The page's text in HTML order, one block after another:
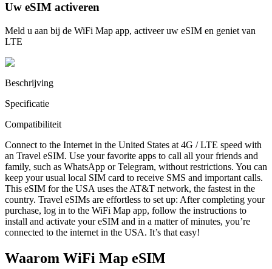
Uw eSIM activeren
Meld u aan bij de WiFi Map app, activeer uw eSIM en geniet van
LTE
Beschrijving
Specificatie
Compatibiliteit
Connect to the Internet in the United States at 4G / LTE speed with
an Travel eSIM. Use your favorite apps to call all your friends and
family, such as WhatsApp or Telegram, without restrictions. You can
keep your usual local SIM card to receive SMS and important calls.
This eSIM for the USA uses the AT&T network, the fastest in the
country. Travel eSIMs are effortless to set up: After completing your
purchase, log in to the WiFi Map app, follow the instructions to
install and activate your eSIM and in a matter of minutes, you’re
connected to the internet in the USA. It’s that easy!
Waarom WiFi Map eSIM